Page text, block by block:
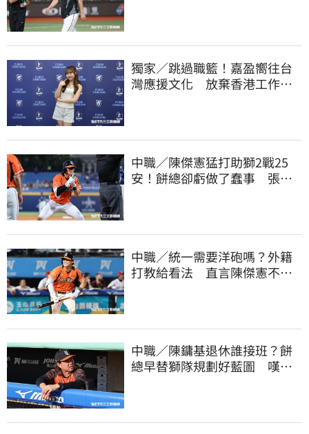
獨家／跳過職籃！嘉盈嚮往台
灣應援文化 放棄香港工作跨
中職／陳傑憲猛打助獅2戰25
安！餅總卻虧做了蠢事 張翔
中職／統一需要洋砲嗎？外籍
打教給看法 直言陳傑憲不能
中職／陳鏞基退休誰接班？餅
總早替獅隊規劃好藍圖 嘆新